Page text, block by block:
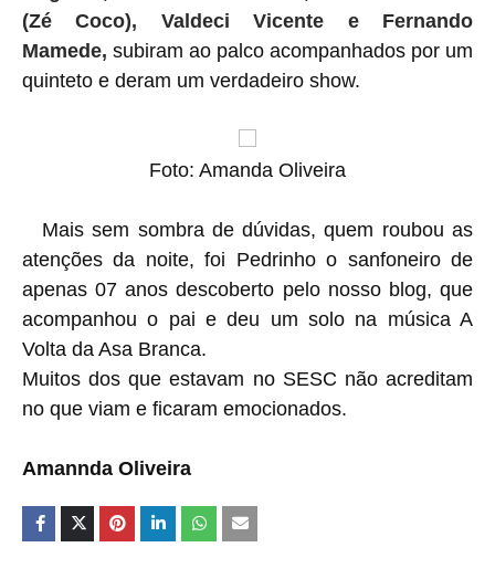
(Zé Coco), Valdeci Vicente e Fernando
Mamede, subiram ao palco acompanhados por um
quinteto e deram um verdadeiro show.
Foto: Amanda Oliveira
Mais sem sombra de dúvidas, quem roubou as
atenções da noite, foi Pedrinho o sanfoneiro de
apenas 07 anos descoberto pelo nosso blog, que
acompanhou o pai e deu um solo na música A
Volta da Asa Branca.
Muitos dos que estavam no SESC não acreditam
no que viam e ficaram emocionados.
Amannda Oliveira